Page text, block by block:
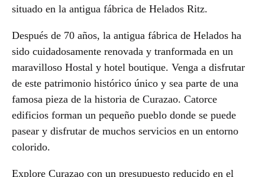
situado en la antigua fábrica de Helados Ritz.
Después de 70 años, la antigua fábrica de Helados ha
sido cuidadosamente renovada y tranformada en un
maravilloso Hostal y hotel boutique. Venga a disfrutar
de este patrimonio histórico único y sea parte de una
famosa pieza de la historia de Curazao. Catorce
edificios forman un pequeño pueblo donde se puede
pasear y disfrutar de muchos servicios en un entorno
colorido.
Explore Curazao con un presupuesto reducido en el